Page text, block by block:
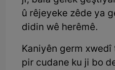
û rêjeyeke zêde ya
didin wê herêmê.
Kaniyên germ
pir cudane ku ji bo